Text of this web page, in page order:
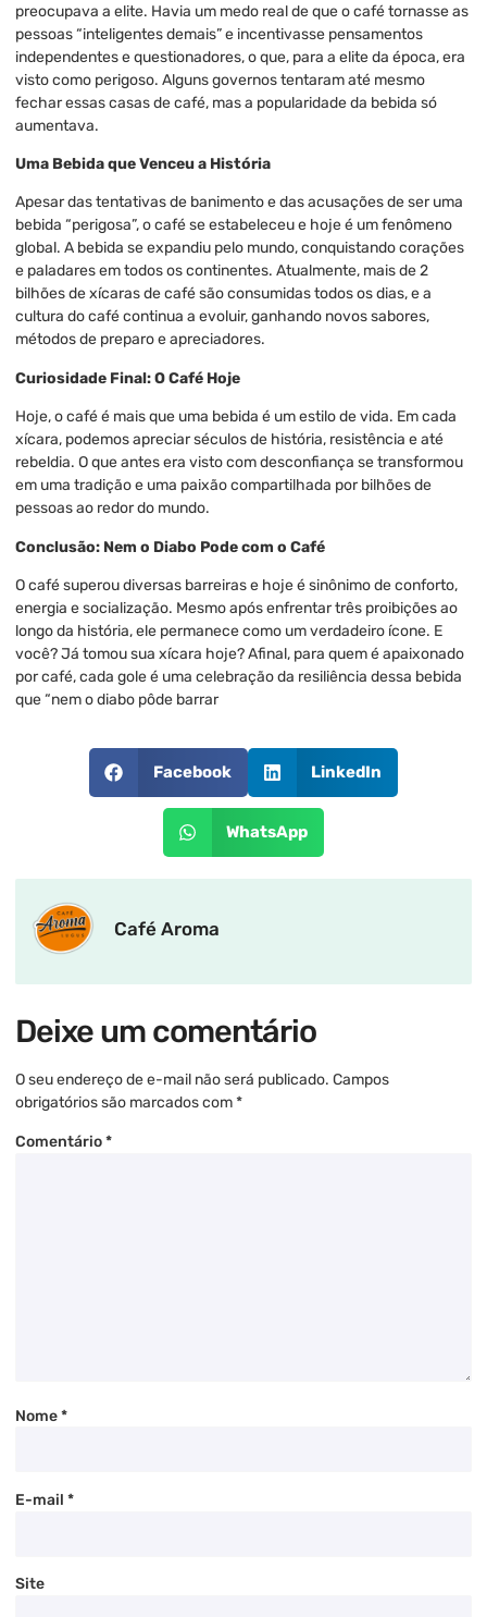
preocupava a elite. Havia um medo real de que o café tornasse as
pessoas “inteligentes demais” e incentivasse pensamentos
independentes e questionadores, o que, para a elite da época, era
visto como perigoso. Alguns governos tentaram até mesmo
fechar essas casas de café, mas a popularidade da bebida só
aumentava.
Uma Bebida que Venceu a História
Apesar das tentativas de banimento e das acusações de ser uma
bebida “perigosa”, o café se estabeleceu e hoje é um fenômeno
global. A bebida se expandiu pelo mundo, conquistando corações
e paladares em todos os continentes. Atualmente, mais de 2
bilhões de xícaras de café são consumidas todos os dias, e a
cultura do café continua a evoluir, ganhando novos sabores,
métodos de preparo e apreciadores.
Curiosidade Final: O Café Hoje
Hoje, o café é mais que uma bebida é um estilo de vida. Em cada
xícara, podemos apreciar séculos de história, resistência e até
rebeldia. O que antes era visto com desconfiança se transformou
em uma tradição e uma paixão compartilhada por bilhões de
pessoas ao redor do mundo.
Conclusão: Nem o Diabo Pode com o Café
O café superou diversas barreiras e hoje é sinônimo de conforto,
energia e socialização. Mesmo após enfrentar três proibições ao
longo da história, ele permanece como um verdadeiro ícone. E
você? Já tomou sua xícara hoje? Afinal, para quem é apaixonado
por café, cada gole é uma celebração da resiliência dessa bebida
que “nem o diabo pôde barrar
Facebook LinkedIn
WhatsApp
Café Aroma
Deixe um comentário
O seu endereço de e-mail não será publicado. Campos
obrigatórios são marcados com*
Comentário*
Nome*
E-mail *
Site